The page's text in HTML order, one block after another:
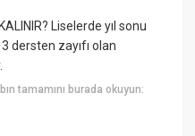
Liselerde yıl sonu
dersten zayıfı olan
tamamını burada okuyun: